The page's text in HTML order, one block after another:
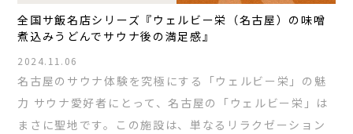
全国サ飯名店シリーズ『ウェルビー栄（名古屋）の味噌
煮込みうどんでサウナ後の満足感』
2024.11.06
名古屋のサウナ体験を究極にする「ウェルビー栄」の魅
力 サウナ愛好者にとって、名古屋の「ウェルビー栄」は
まさに聖地です。この施設は、単なるリラクゼーション